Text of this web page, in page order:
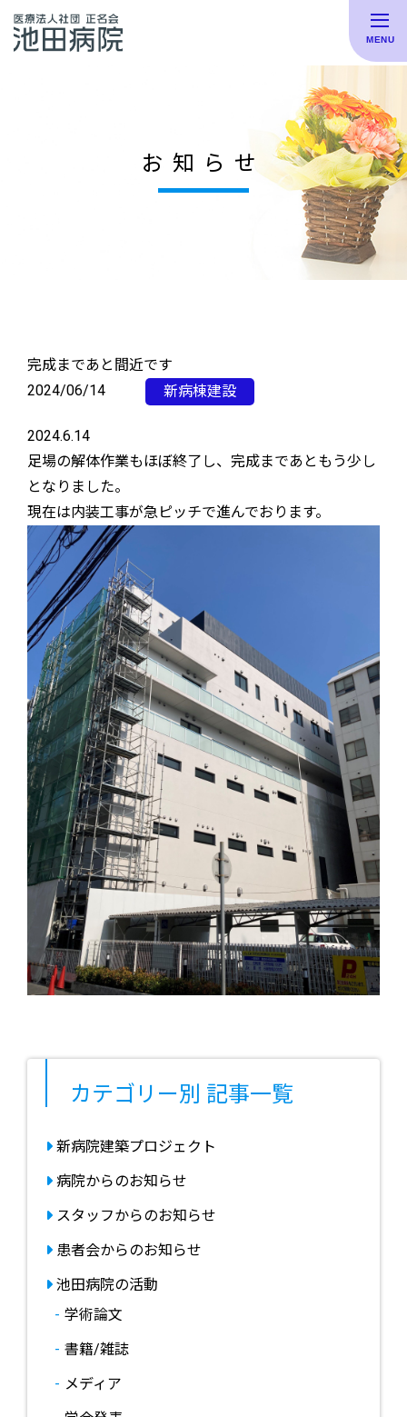
お知らせ
カテゴリー別 記事一覧
新病院建築プロジェクト
病院からのお知らせ
スタッフからのお知らせ
患者会からのお知らせ
池田病院の活動
学術論文
書籍/雑誌
メディア
完成まであと間近です
2024/06/14
2024.6.14
足場の解体作業もほぼ終了し、完成まであともう少し
となりました。
現在は内装工事が急ピッチで進んでおります。